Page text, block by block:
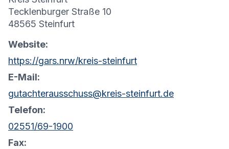
Tecklenburger Straße 10
48565 Steinfurt
Website:
https://gars.nrw/kreis-steinfurt
E-Mail:
gutachterausschuss@kreis-steinfurt.de
Telefon:
02551/69-1900
Fax: